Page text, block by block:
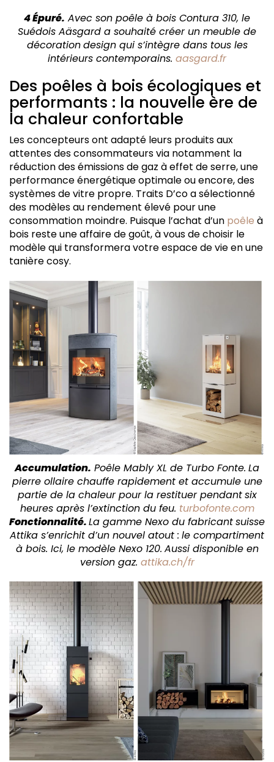
4 Épuré. Avec son poêle à bois Contura 310, le
Suédois Aäsgard a souhaité créer un meuble de
décorationdesign qui s’intègre dans tous les
intérieurs contemporains. aasgard.fr
Des poêles à bois écologiques et
performants : la nouvelle ère de
la chaleur confortable
Les concepteurs ont adapté leurs produits aux
attentes des consommateurs via notamment la
réduction des émissions de gaz à effet de serre, une
performance énergétique optimale ou encore, des
systèmes de vitre propre. Traits D’co a sélectionné
des modèles au rendement élevé pour une
consommation moindre. Puisque l’achat d’un poêle à
bois reste une affaire de goût, à vous de choisir le
modèle qui transformera votre espace de vie en une
tanière cosy.
Accumulation. Poêle Mably XL de Turbo Fonte. La
pierre ollaire chauffe rapidement et accumule une
partie de la chaleur pour la restituer pendantsix
heures après l’extinction du feu. turbofonte.com
Fonctionnalité.La gamme Nexo du fabricantsuisse
Attika s’enrichit d’un nouvel atout : le compartiment
à bois. Ici, le modèle Nexo 120. Aussi disponible en
version gaz. attika.ch/fr